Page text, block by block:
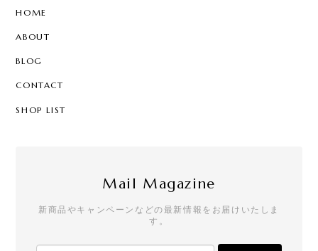
HOME
ABOUT
BLOG
CONTACT
SHOP LIST
Mail Magazine
新商品やキャンペーンなどの最新情報をお届けいたしま
す。